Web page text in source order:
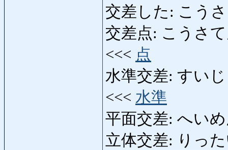
交差した: こう
交差点: こうさて
<<< 点
水準交差: すいじ
<<< 水準
平面交差: へい
立体交差: りった